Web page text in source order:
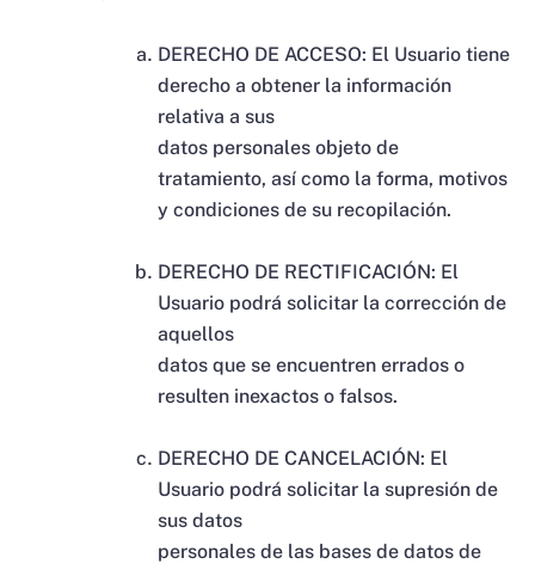
DERECHO DE ACCESO: El Usuario tiene
derecho a obtener la información
relativa a sus
datos personales objeto de
tratamiento, así como la forma, motivos
y condiciones de su recopilación.
DERECHO DE RECTIFICACIÓN: El
Usuario podrá solicitar la corrección de
aquellos
datos que se encuentren errados o
resulten inexactos o falsos.
DERECHO DE CANCELACIÓN: El
Usuario podrá solicitar la supresión de
sus datos
personales de las bases de datos de